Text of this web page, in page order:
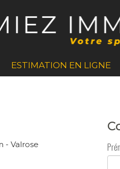
ESTIMATION EN LIGNE
- Valrose